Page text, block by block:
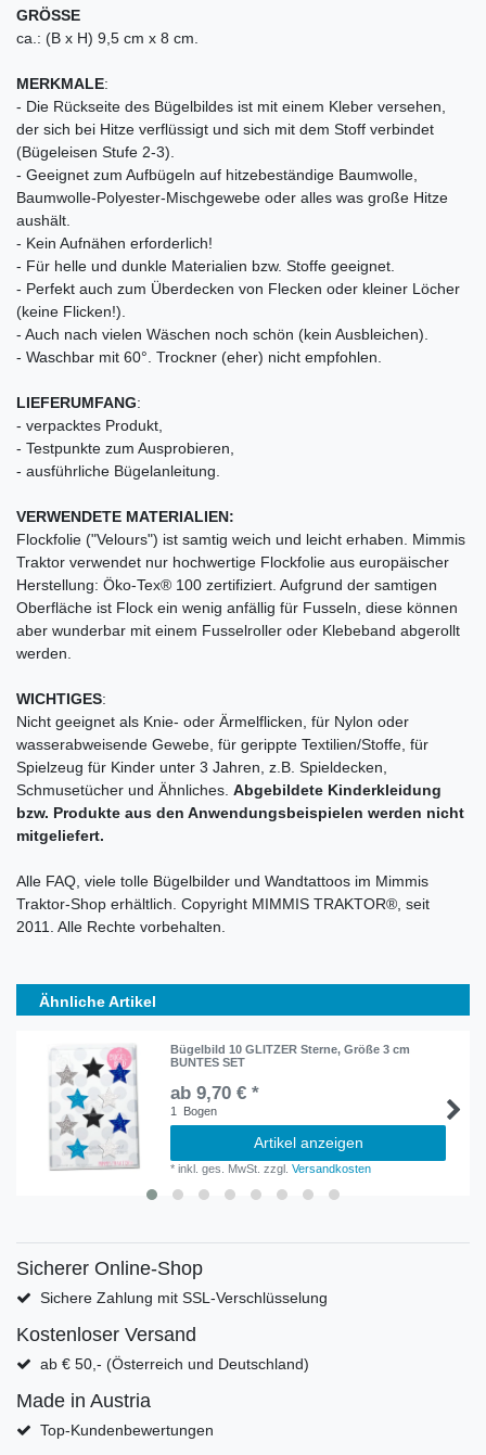
GRÖSSE
ca.: (B x H) 9,5 cm x 8 cm.
MERKMALE:
- Die Rückseite des Bügelbildes ist mit einem Kleber versehen,
der sich bei Hitze verflüssigt und sich mit dem Stoff verbindet
(Bügeleisen Stufe 2-3).
- Geeignet zum Aufbügeln auf hitzebeständige Baumwolle,
Baumwolle-Polyester-Mischgewebe oder alles was große Hitze
aushält.
- Kein Aufnähen erforderlich!
- Für helle und dunkle Materialien bzw. Stoffe geeignet.
- Perfekt auch zum Überdecken von Flecken oder kleiner Löcher
(keine Flicken!).
- Auch nach vielen Wäschen noch schön (kein Ausbleichen).
- Waschbar mit 60°. Trockner (eher) nicht empfohlen.
LIEFERUMFANG:
- verpacktes Produkt,
- Testpunkte zum Ausprobieren,
- ausführliche Bügelanleitung.
VERWENDETE MATERIALIEN:
Flockfolie ("Velours") ist samtig weich und leicht erhaben. Mimmis
Traktor verwendet nur hochwertige Flockfolie aus europäischer
Herstellung: Öko-Tex® 100 zertifiziert. Aufgrund der samtigen
Oberfläche ist Flock ein wenig anfällig für Fusseln, diese können
aber wunderbar mit einem Fusselroller oder Klebeband abgerollt
werden.
WICHTIGES:
Nicht geeignet als Knie- oder Ärmelflicken, für Nylon oder
wasserabweisende Gewebe, für gerippte Textilien/Stoffe, für
Spielzeug für Kinder unter 3 Jahren, z.B. Spieldecken,
Schmusetücher und Ähnliches. Abgebildete Kinderkleidung
bzw. Produkte aus den Anwendungsbeispielen werden nicht
mitgeliefert.
Alle FAQ, viele tolle Bügelbilder und Wandtattoos im Mimmis
Traktor-Shop erhältlich. Copyright MIMMIS TRAKTOR®, seit
2011. Alle Rechte vorbehalten.
Ähnliche Artikel
Bügelbild 10 GLITZER Sterne, Größe 3 cm
BUNTES SET
ab 9,70 € *
1 Bogen
Artikel anzeigen
*inkl. ges. MwSt. zzgl.Versandkosten
Sicherer Online-Shop
Sichere Zahlung mit SSL-Verschlüsselung
Kostenloser Versand
ab € 50,- (Österreich und Deutschland)
Made in Austria
Top-Kundenbewertungen